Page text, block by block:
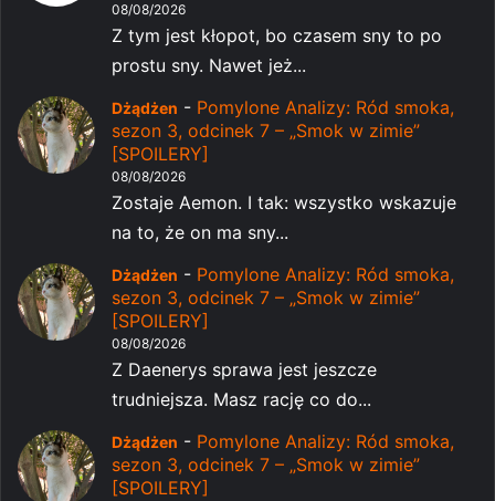
08/08/2026
Z tym jest kłopot, bo czasem sny to po
prostu sny. Nawet jeż...
Dżądżen - Pomylone Analizy: Ród smoka,
sezon 3, odcinek 7 – „Smok w zimie”
[SPOILERY]
08/08/2026
Zostaje Aemon. I tak: wszystko wskazuje
na to, że on ma sny...
Dżądżen - Pomylone Analizy: Ród smoka,
sezon 3, odcinek 7 – „Smok w zimie”
[SPOILERY]
08/08/2026
Z Daenerys sprawa jest jeszcze
trudniejsza. Masz rację co do...
Dżądżen - Pomylone Analizy: Ród smoka,
sezon 3, odcinek 7 – „Smok w zimie”
[SPOILERY]